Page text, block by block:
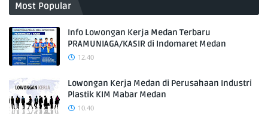
Most Popular
Info Lowongan Kerja Medan Terbaru
PRAMUNIAGA/KASIR di Indomaret Medan
12.40
Lowongan Kerja Medan di Perusahaan Industri
Plastik KIM Mabar Medan
10.40